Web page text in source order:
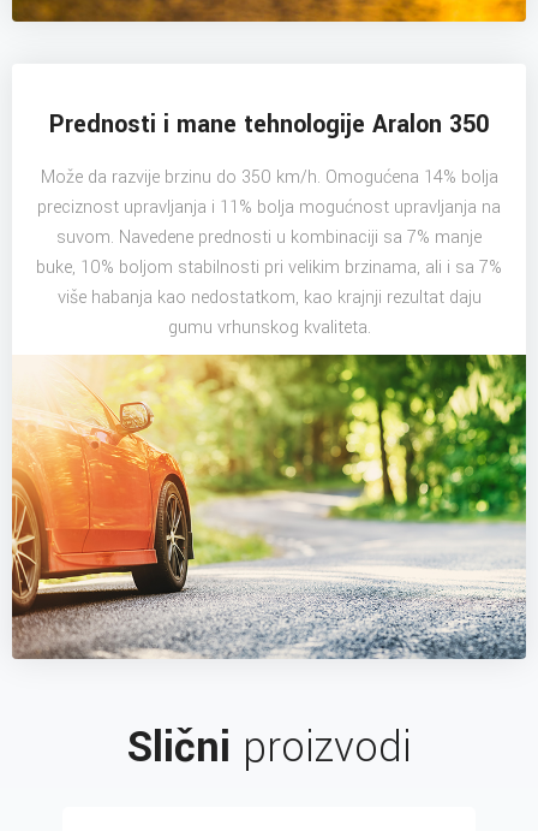
Prednosti i mane tehnologije Aralon 350
Može da razvije brzinu do 350 km/h. Omogućena 14% bolja
preciznost upravljanja i 11% bolja mogućnost upravljanja na
suvom. Navedene prednosti u kombinaciji sa 7% manje
buke, 10% boljom stabilnosti pri velikim brzinama, ali i sa 7%
više habanja kao nedostatkom, kao krajnji rezultat daju
gumu vrhunskog kvaliteta.
Slični proizvodi